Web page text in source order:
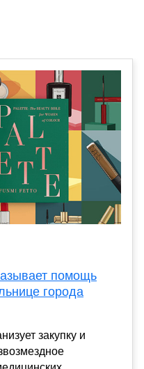
помощь
города
закупку и